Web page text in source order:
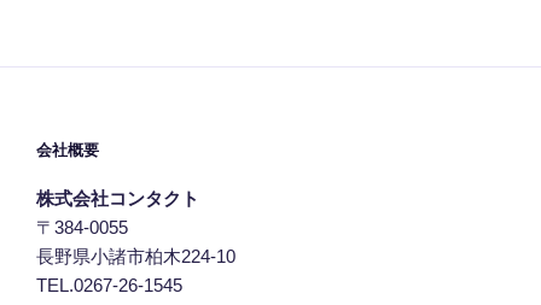
会社概要
株式会社コンタクト
〒384-0055
長野県小諸市柏木224-10
TEL.0267-26-1545